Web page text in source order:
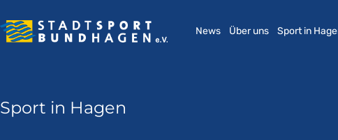
News Über uns Sport in
Sport in Hagen